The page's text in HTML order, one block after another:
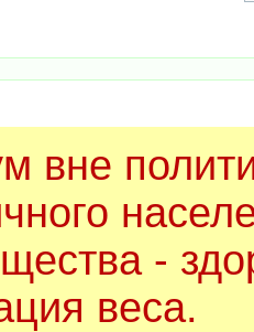
вне
-
веса.